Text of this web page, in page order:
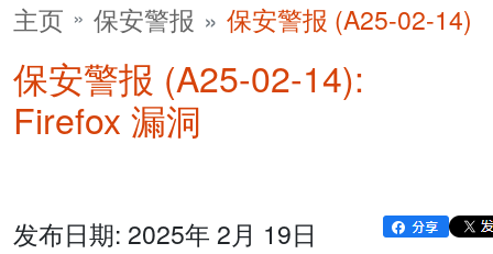
主页 保安警报 保安警报 (A25-02-14)
保安警报 (A25-02-14):
Firefox 漏洞
发布日期: 2025年 2月 19日